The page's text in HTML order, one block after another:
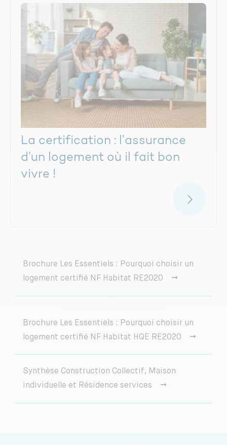
La certification : l’assurance
d’un logement où il fait bon
vivre !
Brochure Les Essentiels : Pourquoi choisir un
logement certifié NF Habitat RE2020
Brochure Les Essentiels : Pourquoi choisir un
logement certifié NF Habitat HQE RE2020
Synthèse Construction Collectif, Maison
individuelle et Résidence services